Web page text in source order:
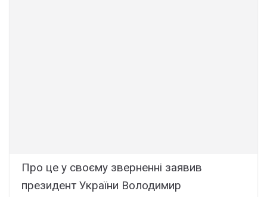
Про це у своєму зверненні заявив
президент України Володимир